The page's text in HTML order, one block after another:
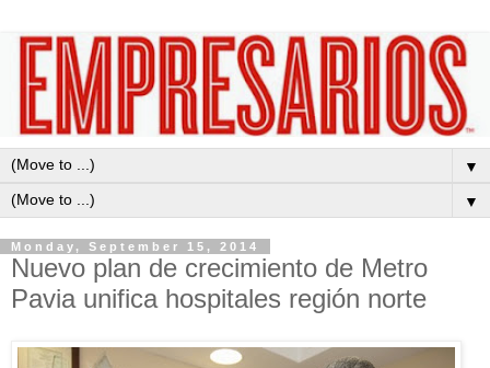
▼
▼
Monday, September 15, 2014
Nuevo plan de crecimiento de Metro
Pavia unifica hospitales región norte